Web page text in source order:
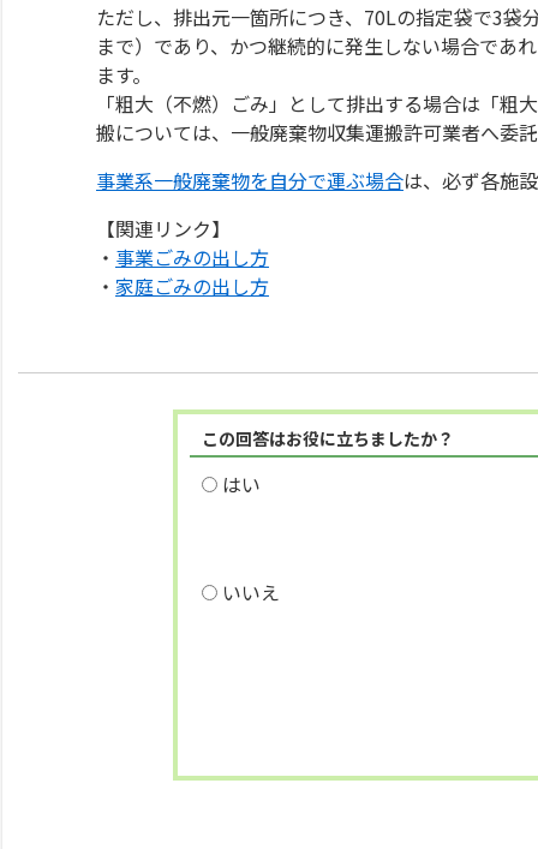
ただし、排出元一箇所につき、70Lの指定袋で3
まで）であり、かつ継続的に発生しない場合であ
ます。
「粗大（不燃）ごみ」として排出する場合は「
搬については、一般廃棄物収集運搬許可業者へ委
事業系一般廃棄物を自分で運ぶ場合は、必ず各施
【関連リンク】
・ 事業ごみの出し方
・ 家庭ごみの出し方
この回答はお役に立ちましたか？
はい
いいえ